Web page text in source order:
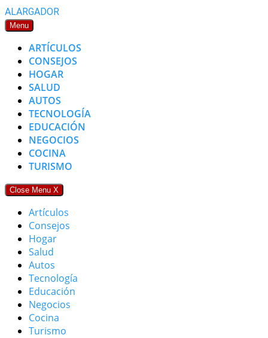
Skip
to
ALARGADOR
Menu
ARTÍCULOS
CONSEJOS
HOGAR
SALUD
AUTOS
TECNOLOGÍA
EDUCACIÓN
NEGOCIOS
COCINA
TURISMO
Close Menu X
Artículos
Consejos
Hogar
Salud
Autos
Tecnología
Educación
Negocios
Cocina
Turismo